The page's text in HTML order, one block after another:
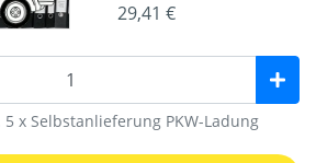
29,41 €
x Selbstanlieferung PKW-Ladung